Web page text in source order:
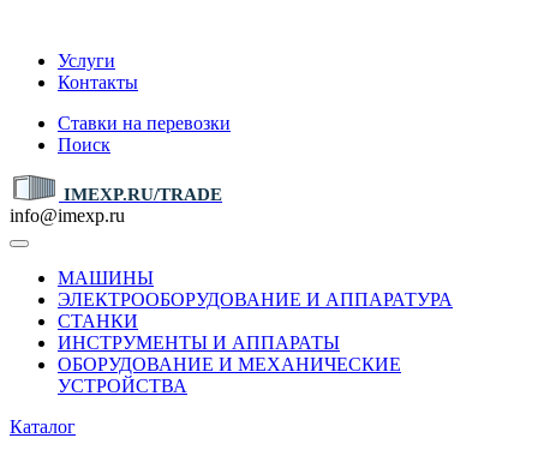
Услуги
Контакты
Ставки на перевозки
Поиск
IMEXP.RU/TRADE
info@imexp.ru
МАШИНЫ
ЭЛЕКТРООБОРУДОВАНИЕ И АППАРАТУРА
СТАНКИ
ИНСТРУМЕНТЫ И АППАРАТЫ
ОБОРУДОВАНИЕ И МЕХАНИЧЕСКИЕ
УСТРОЙСТВА
Каталог